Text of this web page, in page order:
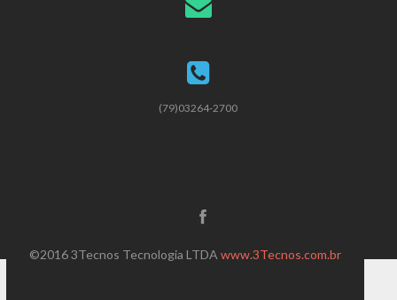
(79)03264-2700
©2016 3Tecnos Tecnologia LTDA www.3Tecnos.com.br